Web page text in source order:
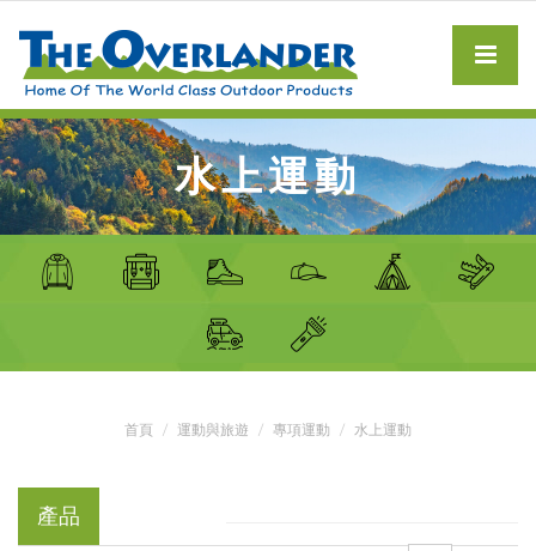
水上運動
首頁 運動與旅遊 專項運動 水上運動
產品